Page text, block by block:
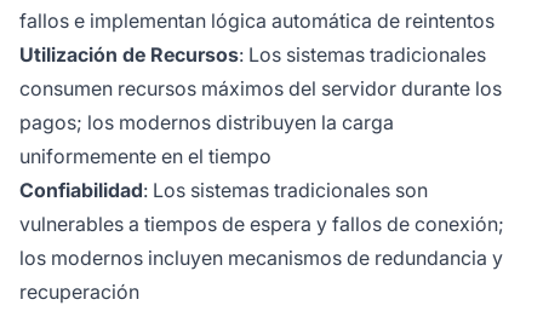
fallos e implementan lógica automática de reintentos
Utilización de Recursos: Los sistemas tradicionales
consumen recursos máximos del servidor durante los
pagos; los modernos distribuyen la carga
uniformemente en el tiempo
Confiabilidad: Los sistemas tradicionales son
vulnerables a tiempos de espera y fallos de conexión;
los modernos incluyen mecanismos de redundancia y
recuperación